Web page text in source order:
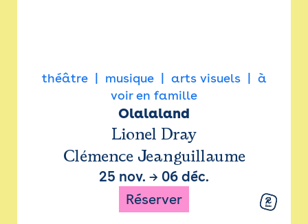
théâtre musique arts visuels
à
voir en famille
Olalaland
Lionel Dray
Clémence Jeanguillaume
25 nov. → 06 déc.
Réserver